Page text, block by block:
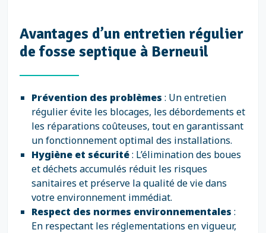
Avantages d’un entretien régulier
de fosse septique à Berneuil
Prévention des problèmes : Un entretien
régulier évite les blocages, les débordements et
les réparations coûteuses, tout en garantissant
un fonctionnement optimal des installations.
Hygiène et sécurité: L’élimination des boues
et déchets accumulés réduit les risques
sanitaires et préserve la qualité de vie dans
votre environnement immédiat.
Respect des normes environnementales :
En respectant les réglementations en vigueur,